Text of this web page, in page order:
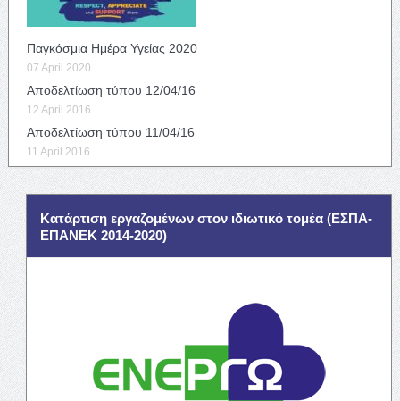
Παγκόσμια Ημέρα Υγείας 2020
07 April 2020
Αποδελτίωση τύπου 12/04/16
12 April 2016
Αποδελτίωση τύπου 11/04/16
11 April 2016
Κατάρτιση εργαζομένων στον ιδιωτικό τομέα (ΕΣΠΑ-
ΕΠΑΝΕΚ 2014-2020)